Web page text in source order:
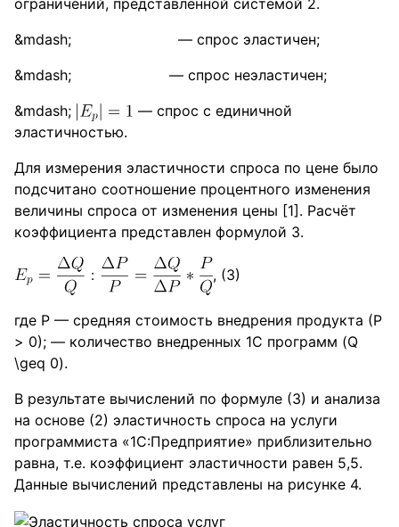
ограничений, представленной системой 2.
— спрос эластичен;
— спрос неэластичен;
— спрос с единичной
эластичностью.
Для измерения эластичности спроса по цене было
подсчитано соотношение процентного изменения
величины спроса от изменения цены [1]. Расчёт
коэффициента представлен формулой 3.
, (3)
где Р — средняя стоимость внедрения продукта (Р
> 0); — количество внедренных 1С программ (Q
\geq 0).
В результате вычислений по формуле (3) и анализа
на основе (2) эластичность спроса на услуги
программиста «1C:Предприятие» приблизительно
равна, т.е. коэффициент эластичности равен 5,5.
Данные вычислений представлены на рисунке 4.